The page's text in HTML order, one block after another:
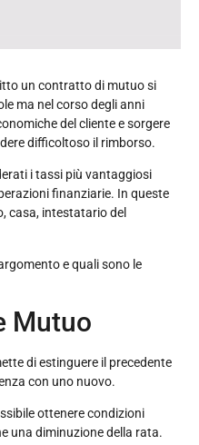
un contratto di mutuo si
ma nel corso degli anni
del cliente e sorgere
difficoltoso il rimborso.
i tassi più vantaggiosi
finanziarie. In queste
casa, intestatario del
e quali sono le
Mutuo
di estinguere il precedente
con uno nuovo.
ottenere condizioni
una diminuzione della rata.